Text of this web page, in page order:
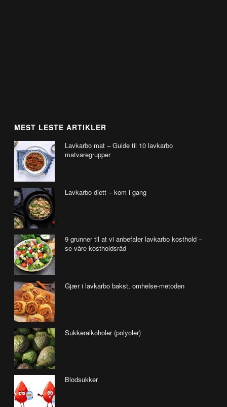
MEST LESTE ARTIKLER
Lavkarbo mat – Guide til 10 lavkarbo
matvaregrupper
Lavkarbo diett – kom i gang
9 grunner til at vi anbefaler lavkarbo kosthold –
se våre kostholdsråd
Gjær i lavkarbo bakst, omhelse-metoden
Sukkeralkoholer (polyoler)
Blodsukker